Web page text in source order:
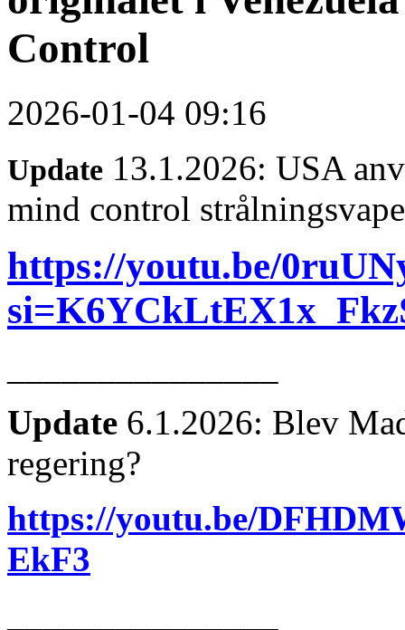
Control
2026-01-04 09:16
Update 13.1.2026: USA
mind control
https://youtu.be/
Update 6.1.2026: Blev
regering?
https://youtu.be/
EkF3